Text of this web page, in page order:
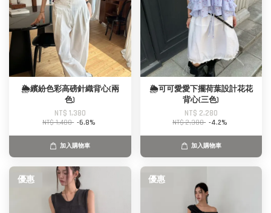
🌦️繽紛色彩高磅針織背心(兩
色)
NT$ 1,380
NT$ 1,480 -6.8%
加入購物車
🌦️可可愛愛下擺荷葉設計花花
背心(三色)
NT$ 2,280
NT$ 2,380 -4.2%
加入購物車
優惠 優惠